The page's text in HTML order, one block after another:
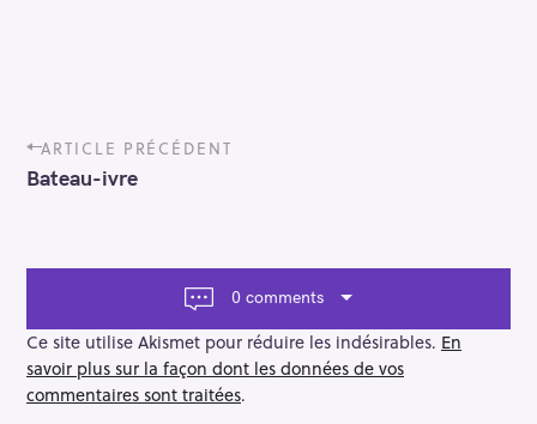
P
o
s
a
g
a
t
i
ARTICLE PRÉCÉDENT
Bateau-ivre
0 comments
Ce site utilise Akismet pour réduire les indésirables. En
savoir plus sur la façon dont les données de vos
commentaires sont traitées.